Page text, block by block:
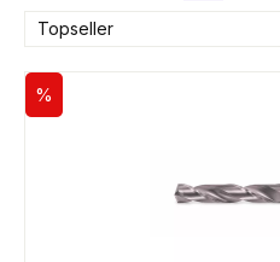
Rabatt
%